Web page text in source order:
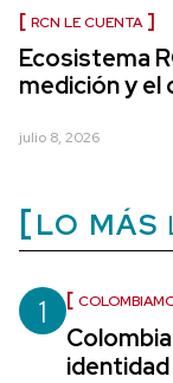
RCN LE CUENTA
Ecosistema
medición y el
julio 8, 2026
LO MÁS
1